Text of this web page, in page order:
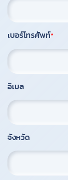
เบอร์โทรศัพท์
อีเมล
จังหวัด